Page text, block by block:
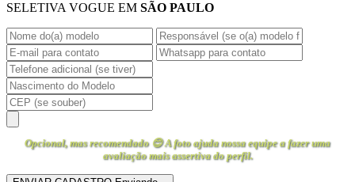
SELETIVA VOGUE EM SÃO PAULO
Opcional, mas recomendado 😊 A foto ajuda nossa equipe a fazer uma
avaliação mais assertiva do perfil.